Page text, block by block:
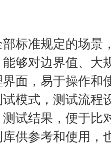
标准规定的场景
够对边界值、大
面，易于操作和
模式，测试流程
试结果，便于比
供参考和使用，